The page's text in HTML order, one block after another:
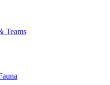
Teams